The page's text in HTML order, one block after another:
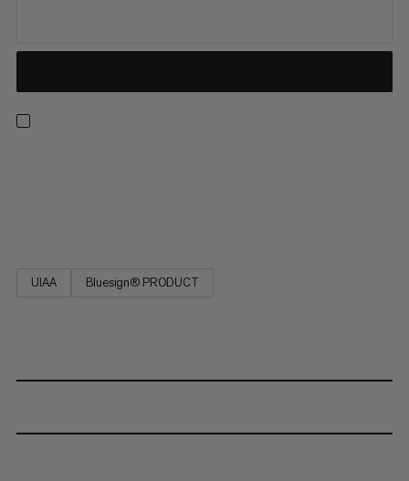
UIAA Bluesign® PRODUCT